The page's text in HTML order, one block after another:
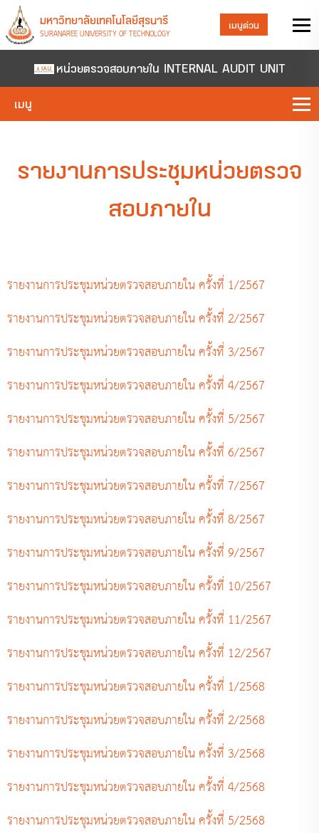
มหาวิทยาลัยเทคโนโลยีสุรนารี
SURANAREE UNIVERSITY OF TECHNOLOGY
เมนูด่วน
หน่วยตรวจสอบภายใน INTERNAL AUDIT UNIT
เมนู
รายงานการประชุมหน่วยตรวจ
สอบภายใน
รายงานการประชุมหน่วยตรวจสอบภายใน ครั้งที่ 1/2567
รายงานการประชุมหน่วยตรวจสอบภายใน ครั้งที่ 2/2567
รายงานการประชุมหน่วยตรวจสอบภายใน ครั้งที่ 3/2567
รายงานการประชุมหน่วยตรวจสอบภายใน ครั้งที่ 4/2567
รายงานการประชุมหน่วยตรวจสอบภายใน ครั้งที่ 5/2567
รายงานการประชุมหน่วยตรวจสอบภายใน ครั้งที่ 6/2567
รายงานการประชุมหน่วยตรวจสอบภายใน ครั้งที่ 7/2567
รายงานการประชุมหน่วยตรวจสอบภายใน ครั้งที่ 8/2567
รายงานการประชุมหน่วยตรวจสอบภายใน ครั้งที่ 9/2567
รายงานการประชุมหน่วยตรวจสอบภายใน ครั้งที่ 10/2567
รายงานการประชุมหน่วยตรวจสอบภายใน ครั้งที่ 11/2567
รายงานการประชุมหน่วยตรวจสอบภายใน ครั้งที่ 12/2567
รายงานการประชุมหน่วยตรวจสอบภายใน ครั้งที่ 1/2568
รายงานการประชุมหน่วยตรวจสอบภายใน ครั้งที่ 2/2568
รายงานการประชุมหน่วยตรวจสอบภายใน ครั้งที่ 3/2568
รายงานการประชุมหน่วยตรวจสอบภายใน ครั้งที่ 4/2568
รายงานการประชุมหน่วยตรวจสอบภายใน ครั้งที่ 5/2568